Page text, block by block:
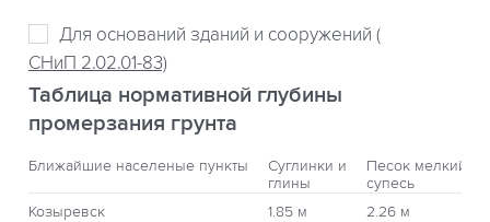
Для оснований зданий и сооружений (
СНиП 2.02.01-83)
Таблица нормативной глубины
промерзания грунта
Ближайшие населеные пункты
Суглинки и
глины
Песок мелкий,
супесь
Козыревск
1.85 м 2.26 м